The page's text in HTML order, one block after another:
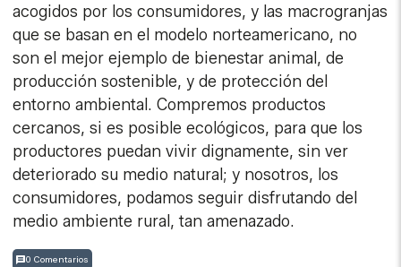
acogidos por los consumidores, y las macrogranjas
que se basan en el modelo norteamericano, no
son el mejor ejemplo de bienestar animal, de
producción sostenible, y de protección del
entorno ambiental. Compremos productos
cercanos, si es posible ecológicos, para que los
productores puedan vivir dignamente, sin ver
deteriorado su medio natural; y nosotros, los
consumidores, podamos seguir disfrutando del
medio ambiente rural, tan amenazado.
0 Comentarios